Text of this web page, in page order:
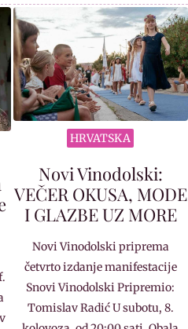
HRVATSKA
Novi Vinodolski:
VEČER OKUSA, MODE
I GLAZBE UZ MORE
Novi Vinodolski priprema
četvrto izdanje manifestacije
Snovi Vinodolski Pripremio:
Tomislav Radić U subotu, 8.